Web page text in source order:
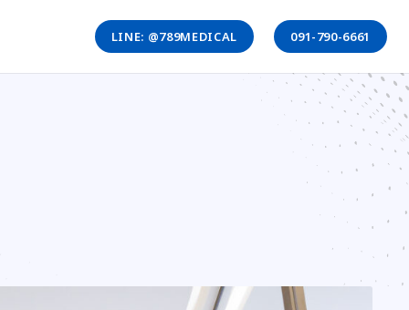
LINE: @789MEDICAL 091-790-6661